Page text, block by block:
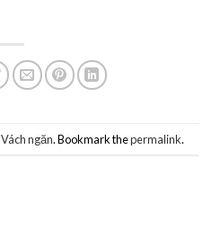
Vách ngăn. Bookmark thepermalink.